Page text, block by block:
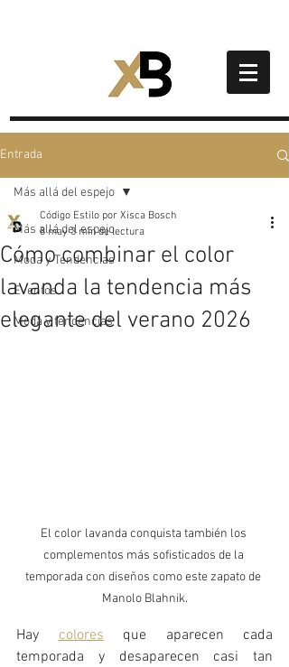
Entrada
Más allá del espejo
Moda y Tendencias
Eventos
Moda y tendencias
Más allá del espejo
Cómo combinar el color
lavanda la tendencia más
elegante del verano 2026
Código Estilo por Xisca Bosch
8 may 3 min de lectura
El color lavanda conquista también los
complementos más sofisticados de la
temporada con diseños como este zapato de
Manolo Blahnik.
Hay colores que aparecen cada
temporada y desaparecen casi tan